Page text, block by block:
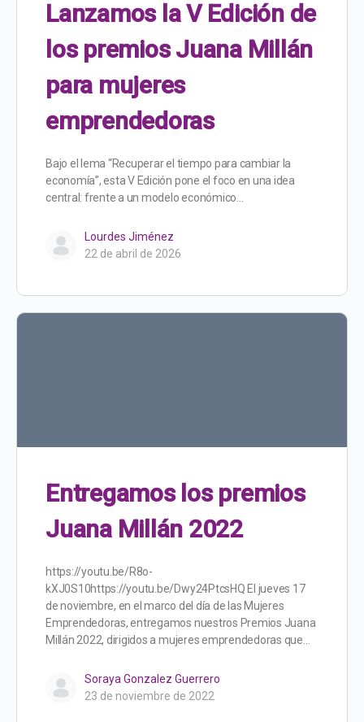
Lanzamos la V Edición de
los premios Juana Millán
para mujeres
emprendedoras
Bajo el lema “Recuperar el tiempo para cambiar la
economía”, esta V Edición pone el foco en una idea
central: frente a un modelo económico…
Lourdes Jiménez
22 de abril de 2026
Entregamos los premios
Juana Millán 2022
https://youtu.be/R8o-
kXJ0S10https://youtu.be/Dwy24PtcsHQ El jueves 17
de noviembre, en el marco del día de las Mujeres
Emprendedoras, entregamos nuestros Premios Juana
Millán 2022, dirigidos a mujeres emprendedoras que…
Soraya Gonzalez Guerrero
23 de noviembre de 2022